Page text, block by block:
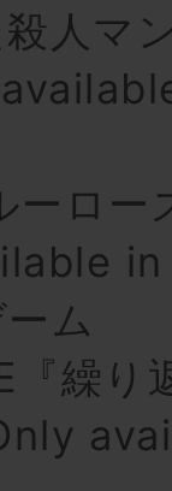
殺人マ
ーロ
ム
『繰り